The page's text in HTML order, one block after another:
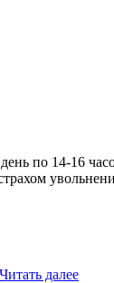
по 14-16
Читать далее